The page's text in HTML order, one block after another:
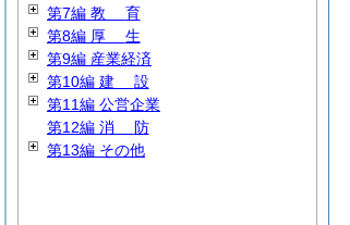
第7編 教 育
第8編 厚 生
第9編 産業経済
第10編 建 設
第11編 公営企業
第12編 消 防
第13編 その他